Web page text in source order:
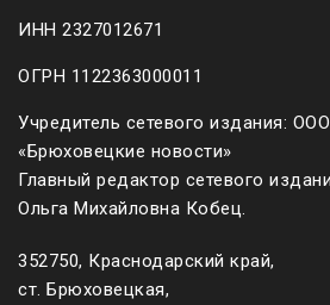
ИНН 2327012671
ОГРН 1122363000011
Учредитель сетевого издания:
«Брюховецкие новости»
Главный редактор сетевого
Ольга Михайловна Кобец.
352750, Краснодарский край,
ст. Брюховецкая,